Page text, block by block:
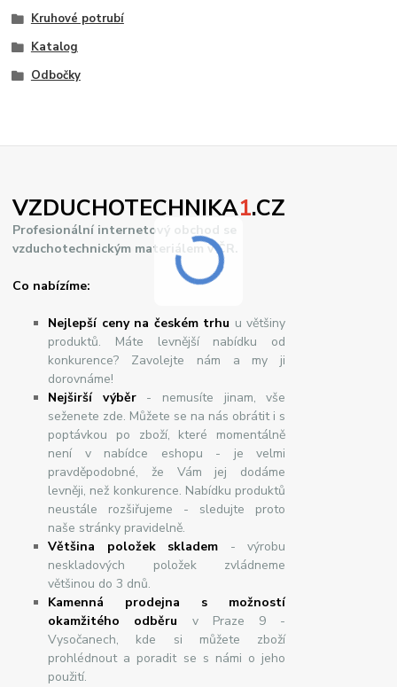
Kruhové potrubí
Katalog
Odbočky
VZDUCHOTECHNIKA1.CZ
Profesionální internetový obchod se
vzduchotechnickým materiálem v ČR.
Co nabízíme:
Nejlepší ceny na českém trhu u většiny
produktů. Máte levnější nabídku od
konkurence? Zavolejte nám a my ji
dorovnáme!
Nejširšívýběr- nemusíte jinam, vše
seženete zde. Můžete se na nás obrátit i s
poptávkou po zboží, které momentálně
není v nabídce eshopu - je velmi
pravděpodobné, že Vám jej dodáme
levněji, než konkurence. Nabídku produktů
neustále rozšiřujeme - sledujte proto
naše stránky pravidelně.
Většina položek skladem - výrobu
neskladových položek zvládneme
většinou do 3 dnů.
Kamenná prodejna s možností
okamžitého odběru v Praze 9 -
Vysočanech, kde si můžete zboží
prohlédnout a poradit se s námi o jeho
použití.